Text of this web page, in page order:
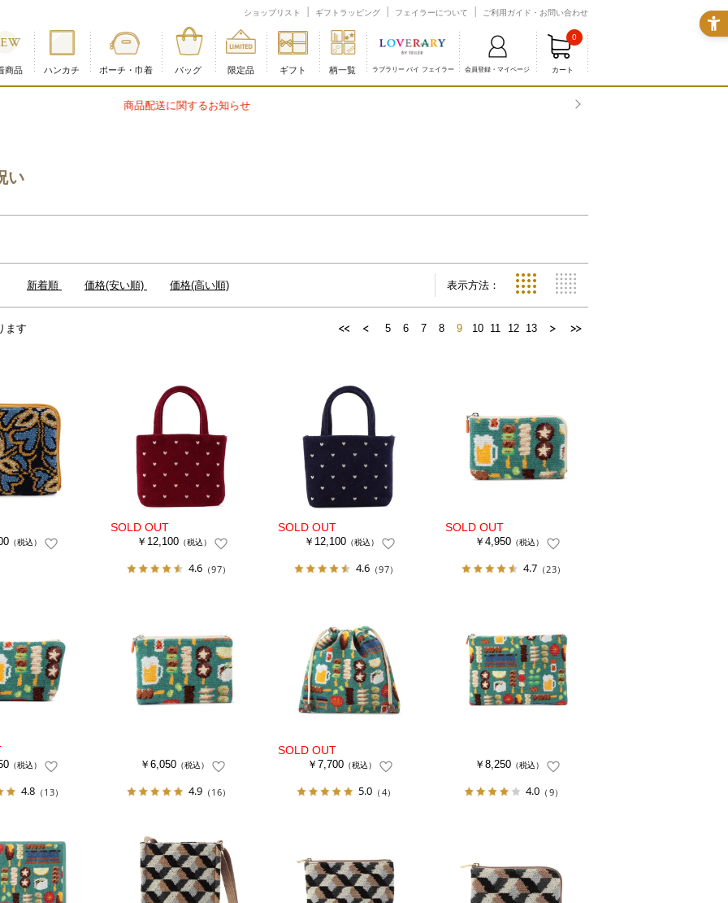
ショップリスト ギフトラッピング フェイラーについて ご利用ガイド・お問い合わせ
商品 ハンカチ ポーチ・巾着 バッグ 限定品 ギフト 柄一覧 ラブラリー バイ フェイラー 会員登録・マイページ カート
0
商品配送に関するお知らせ
い
表示方法：
新着順 価格(安い順) 価格(高い順)
ます 5 6 7 8 9 10 11 12 13
（税込） ￥12,100 （税込）
4.6 （97）
￥12,100 （税込）
4.6 （97）
￥4,950（税込）
4.7 （23）
（税込）
4.8 （13）
￥6,050（税込）
4.9 （16）
￥7,700（税込）
5.0 （4）
￥8,250（税込）
4.0 （9）